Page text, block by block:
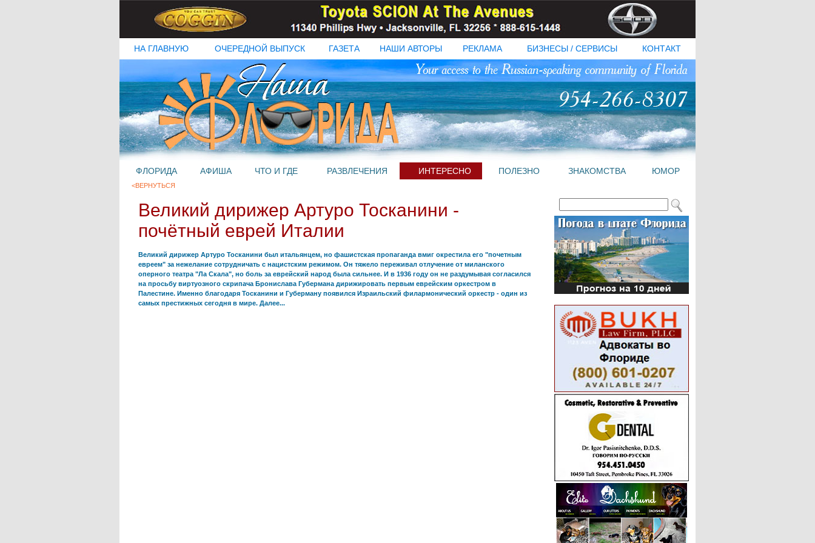
НА ГЛАВНУЮ ОЧЕРЕДНОЙ ВЫПУСК ГАЗЕТА НАШИ АВТОРЫ РЕКЛАМА БИЗНЕСЫ / СЕРВИСЫ КОНТАКТ
ФЛОРИДА АФИША ЧТО И ГДЕ РАЗВЛЕЧЕНИЯ ИНТЕРЕСНО ПОЛЕЗНО ЗНАКОМСТВА ЮМОР
<ВЕРНУТЬСЯ
Великий дирижер Артуро Тосканини -
почётный еврей Италии
Великий дирижер Артуро Тосканини был итальянцем, но фашистская пропаганда вмиг окрестила его "почетным
евреем" за нежелание сотрудничать с нацистским режимом. Он тяжело переживал отлучение от миланского
оперного театра "Ла Скала", но боль за еврейский народ была сильнее. И в 1936 году он не раздумывая согласился
на просьбу виртуозного скрипача Бронислава Губермана дирижировать первым еврейским оркестром в
Палестине. Именно благодаря Тосканини и Губерману появился Израильский филармонический оркестр - один из
самых престижных сегодня в мире. Далее...